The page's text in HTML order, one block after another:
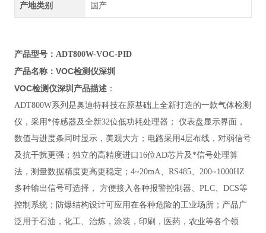
产地类别 国产
产品型号：ADT800W-VOC-PID
产品名称： VOC检测仪深圳
VOC检测仪深圳 产品描述：
ADT800W系列 是奥迪特科技在原基础上全新打造的一款气体检测
仪，采用*传感器及全新32位低功耗处理器； 仪表盘显示界面，
数值与进度条同时显示，美观大方；电路采用4层布线，对弱信号
及抗干扰更强；独立的高精度进口16位AD芯片及*信号处理算
法，测量数据精度更高更稳定；4~20mA、RS485、200~1000HZ
多种输出信号可选择， 方便接入各种报警控制器、PLC、DCS等
控制系统；防爆结构设计可应用在各种危险的工业场所；产品广
泛用于石油，化工、治炼，涂装，印刷，医药，农业等各个领